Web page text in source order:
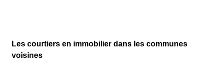
Les courtiers en immobilier dans les communes
voisines